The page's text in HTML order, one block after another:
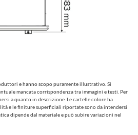
e hanno scopo puramente illustrativo. Si
mancata corrispondenza tra immagini e testi. Per
a quanto in descrizione. Le cartelle colore ha
e le finiture superficiali riportate sono da intendersi
dipende dal materiale e può subire variazioni nel